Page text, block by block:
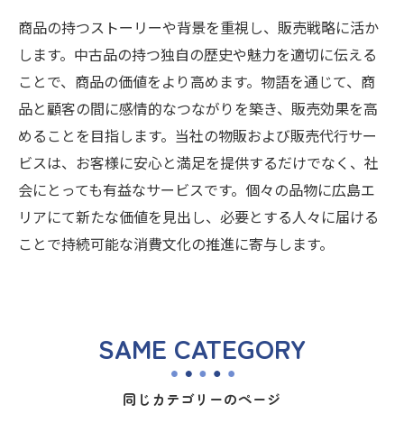
商品の持つストーリーや背景を重視し、販売戦略に活か
します。中古品の持つ独自の歴史や魅力を適切に伝える
ことで、商品の価値をより高めます。物語を通じて、商
品と顧客の間に感情的なつながりを築き、販売効果を高
めることを目指します。当社の物販および販売代行サー
ビスは、お客様に安心と満足を提供するだけでなく、社
会にとっても有益なサービスです。個々の品物に広島エ
リアにて新たな価値を見出し、必要とする人々に届ける
ことで持続可能な消費文化の推進に寄与します。
同じカテゴリーのページ
SAME CATEGORY